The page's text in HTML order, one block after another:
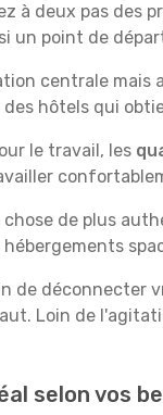
à deux pas
un point de
centrale mais
des hôtels qui
le travail, les
de plus
de déconnecter
Loin de
selon vos